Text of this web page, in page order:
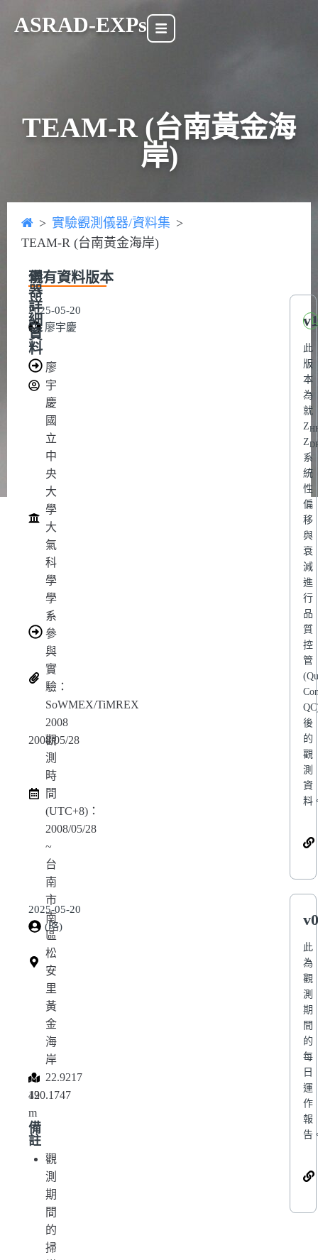
ASRAD-EXPs
TEAM-R (台南黃金海
岸)
現有資料版本
2025-05-20
廖宇慶
此
版
本
為
就
Z
Z
系
統
性
偏
移
與
衰
減
進
行
品
質
控
管
後
的
觀
測
資
料
2025-05-20
(略)
此
為
觀
測
期
間
的
每
日
運
作
報
告
儀
器
詳
細
資
料
廖
宇
慶
國
立
中
央
大
學
大
氣
科
學
學
系
參
與
實
驗：
SoWMEX/TiMREX
2008
觀
測
時
間
(UTC+8)：
2008/05/28
~
2008/05/28
台
南
市
南
區
松
安
里
黃
金
海
岸
22.9217
,
120.1747
,
49
m
備
註
觀
測
期
間
的
掃
> 實驗觀測儀器/資料集 >
TEAM-R (台南黃金海岸)